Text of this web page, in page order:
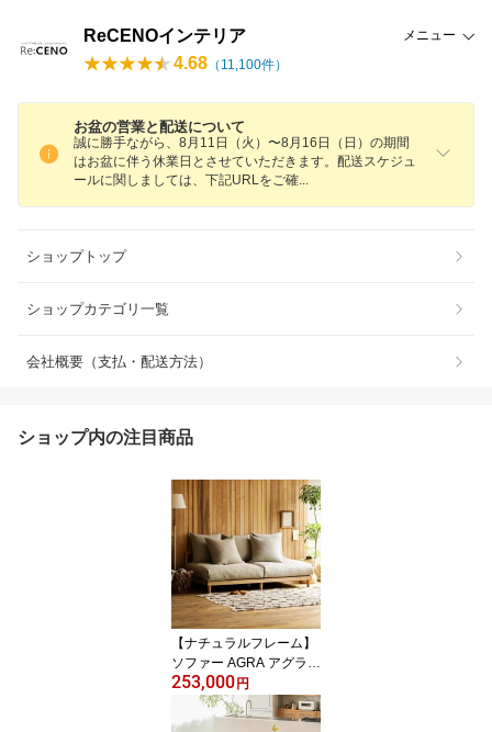
ReCENOインテリア メニュー
4.68 （ 11,100件）
お盆の営業と配送について
誠に勝手ながら、8月11日（火）〜8月16日（日）の期間
はお盆に伴う休業日とさせていただきます。配送スケジュ
ールに関しましては、下記URLをご確
ショップトップ
ショップカテゴリ一覧
会社概要（支払・配送方法）
ショップ内の注目商品
【ナチュラルフレーム】
ソファー AGRA アグラ 3
人掛け ソファ 北欧 カバ
ーリング 木製 無垢 リネ
ン ベージュ コーデュロ
253,000 円